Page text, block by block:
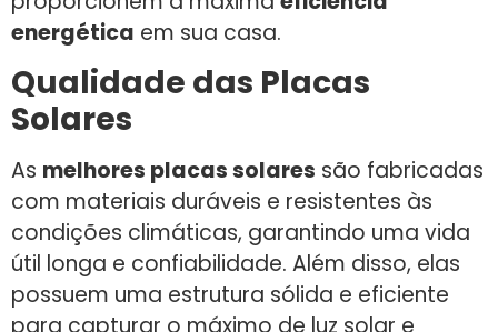
energética em sua casa.
Qualidade das Placas
Solares
As melhores placas solares são fabricadas
com materiais duráveis e resistentes às
condições climáticas, garantindo uma vida
útil longa e confiabilidade. Além disso, elas
possuem uma estrutura sólida e eficiente
para capturar o máximo de luz solar e